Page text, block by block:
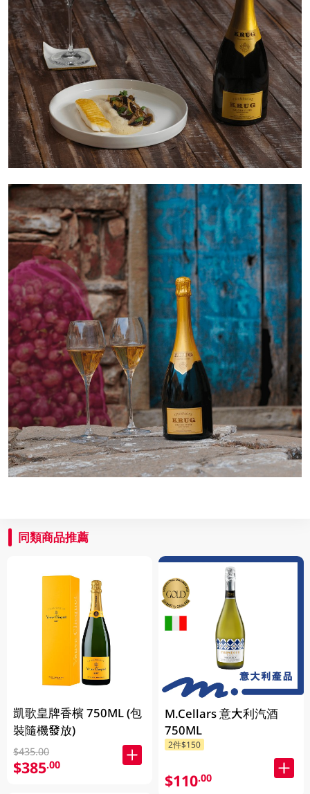
同類商品推薦
凱歌皇牌香檳 750ML (包
裝隨機發放)
$435.00
$385.00
M.Cellars 意大利汽酒
750ML
2件$150
$110.00